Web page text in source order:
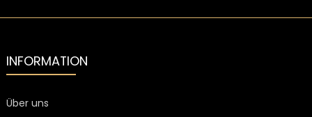
Karton mit
INFORMATION
Über uns